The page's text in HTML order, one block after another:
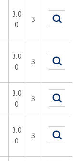
3.0
0
3
3.0
0
3
3.0
0
3
3.0
0
3